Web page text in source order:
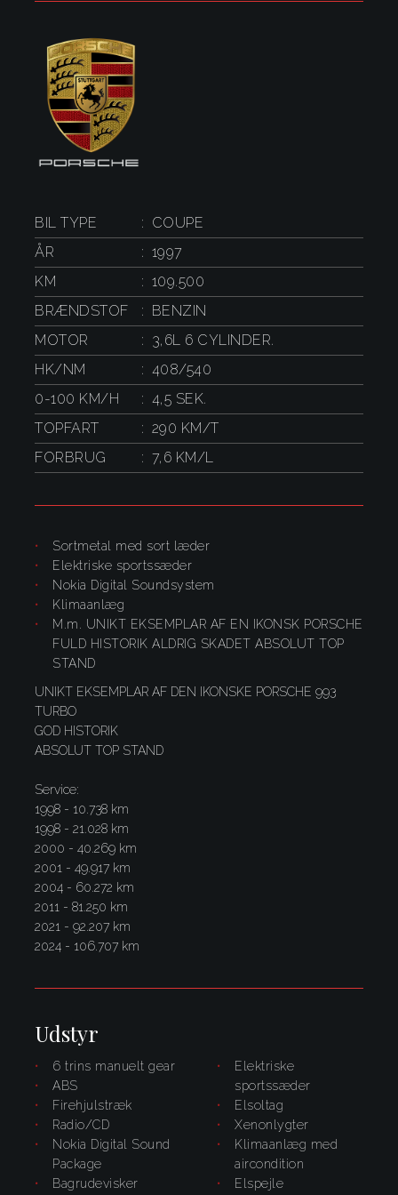
BIL TYPE
COUPE
ÅR
1997
KM
109.500
BRÆNDSTOF
BENZIN
MOTOR
3,6L 6 CYLINDER.
HK/NM
408/540
0-100 KM/H
4,5 SEK.
TOPFART
290 KM/T
FORBRUG
7,6 KM/L
Sortmetal med sort læder
Elektriske sportssæder
Nokia Digital Soundsystem
Klimaanlæg
m.m. UNIKT EKSEMPLAR AF EN IKONSK PORSCHE
FULD HISTORIK ALDRIG SKADET ABSOLUT TOP
STAND
UNIKT EKSEMPLAR AF DEN IKONSKE PORSCHE 993
TURBO
GOD HISTORIK
ABSOLUT TOP STAND
Service:
1998 - 10.738 km
1998 - 21.028 km
2000 - 40.269 km
2001 - 49.917 km
2004 - 60.272 km
2011 - 81.250 km
2021 - 92.207 km
2024 - 106.707 km
Udstyr
6 trins manuelt gear
ABS
firehjulstræk
radio/CD
Nokia Digital Sound
Package
bagrudevisker
elektriske
sportssæder
elsoltag
xenonlygter
klimaanlæg med
aircondition
elspejle